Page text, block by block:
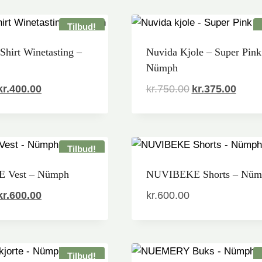
Tilbud!
Winetasting –
400.00Den
kr.400.00.
Nuvida Kjole – Super
Nümph
kr.750.00 Den
kr.375.00Den
Tilbud!
Vest – Nümph
600.00Den
NUVIBEKE Shorts –
kr.600.00
Tilbud!